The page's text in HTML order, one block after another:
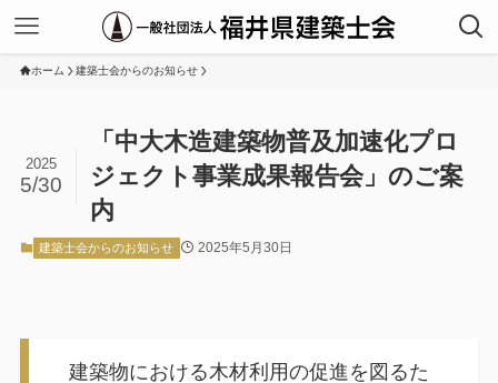
ホーム 建築士会からのお知らせ
「中大木造建築物普及加速化プロ
ジェクト事業成果報告会」のご案
内
2025
5/30
建築士会からのお知らせ 2025年5月30日
建築物における木材利用の促進を図るた